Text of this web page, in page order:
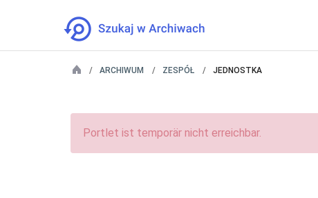
ARCHIWUM ZESPÓŁ JEDNOSTKA
Portlet ist temporär nicht erreichbar.